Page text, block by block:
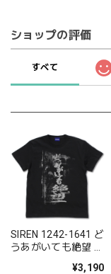
ショップの評価
すべて
SIREN 1242-1641 ど
うあがいても絶望 T
¥3,190